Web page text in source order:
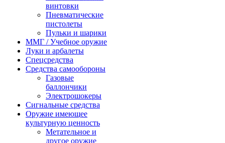
винтовки
Пневматические
пистолеты
Пульки и шарики
ММГ / Учебное оружие
Луки и арбалеты
Спецсредства
Средства самообороны
Газовые
баллончики
Электрошокеры
Сигнальные средства
Оружие имеющее
культурную ценность
Метательное и
другое оружие